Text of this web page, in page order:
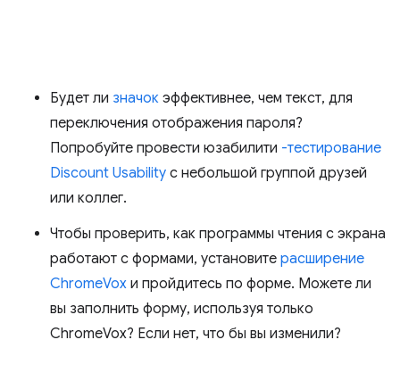
Будет ли значок эффективнее, чем текст, для
переключения отображения пароля?
Попробуйте провести юзабилити -тестирование
Discount Usability с небольшой группой друзей
или коллег.
Чтобы проверить, как программы чтения с экрана
работают с формами, установите расширение
ChromeVox и пройдитесь по форме. Можете ли
вы заполнить форму, используя только
ChromeVox? Если нет, что бы вы изменили?